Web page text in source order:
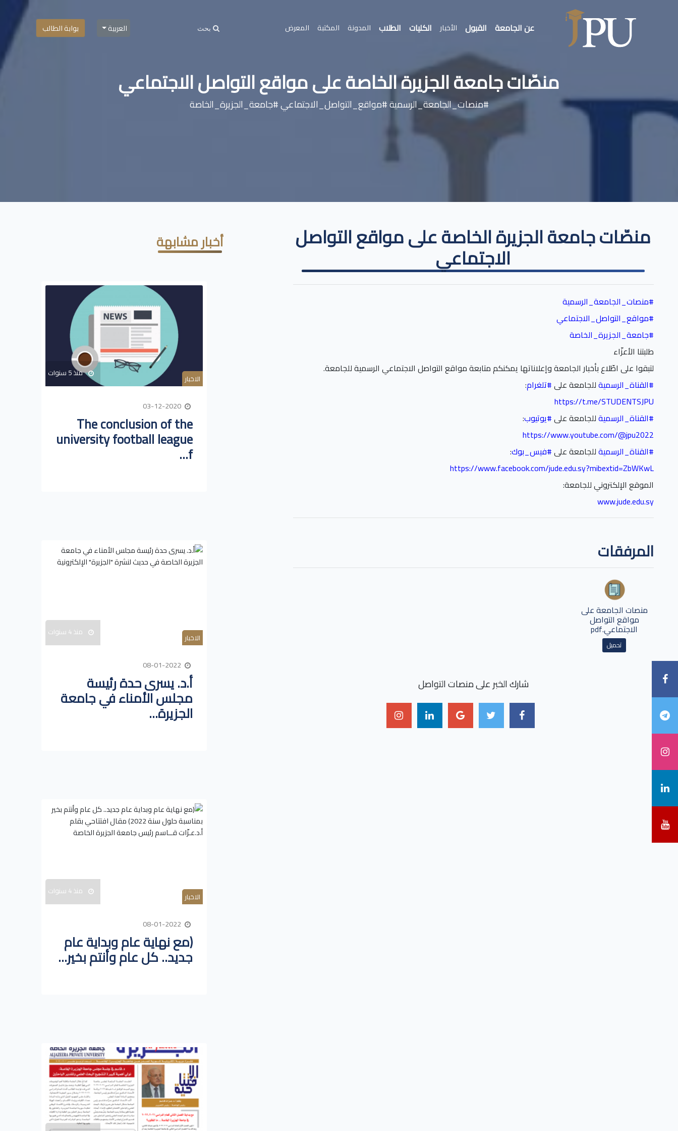
عن الجامعة القبول الأخبار الكليات الطلاب المدونة المكتبة المعرض العربية بوابة الطالب
منصّات جامعة الجزيرة الخاصة على مواقع التواصل الاجتماعي
#منصات_الجامعة_الرسمية #مواقع_التواصل_الاجتماعي #جامعة_الجزيرة_الخاصة
منصّات جامعة الجزيرة الخاصة على مواقع التواصل
الاجتماعي
#منصات_الجامعة_الرسمية
#مواقع_التواصل_الاجتماعي
#جامعة_الجزيرة_الخاصة
طلبتنا الأعزّاء
لتبقوا على اطّلاع بأخبار الجامعة وإعلاناتها يمكنكم متابعة مواقع التواصل الاجتماعي الرسمية للجامعة.
#القناة_الرسميةللجامعة على#تلغرام:
https://t.me/STUDENTSJPU
#القناة_الرسميةللجامعة على#يوتيوب:
https://www.youtube.com/@jpu2022
#القناة_الرسميةللجامعة على#فيس_بوك:
https://www.facebook.com/jude.edu.sy?mibextid=ZbWKwL
الموقع الإلكتروني للجامعة:
www.jude.edu.sy
المرفقات
منصات الجامعة على
مواقع التواصل
الاجتماعي.pdf
تحميل
شارك الخبر على منصات التواصل
أخبار مشابهة
الاخبار منذ 5 سنوات
The conclusion of the
university football league
f...
الاخبار منذ 4 سنوات
أ.د. يسرى حدة رئيسة
مجلس الأمناء في جامعة
الجزيرة...
الاخبار منذ 4 سنوات
(مع نهاية عام وبداية عام
جديد.. كل عام وأنتم بخير...